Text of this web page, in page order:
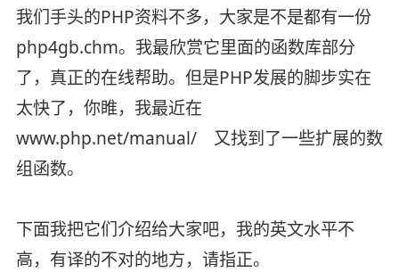
我们手头的PHP资料不多，大家是不是都有一份
php4gb.chm。我最欣赏它里面的函数库部分
了，真正的在线帮助。但是PHP发展的脚步实在
太快了，你睢，我最近在
www.php.net/manual/ 又找到了一些扩展的数
组函数。
下面我把它们介绍给大家吧，我的英文水平不
高，有译的不对的地方，请指正。